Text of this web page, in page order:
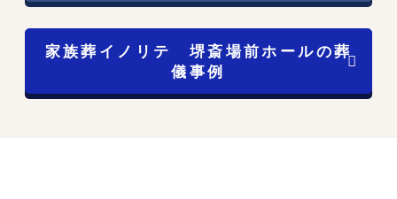
家族葬イノリテ 堺斎場前ホールの葬
儀事例